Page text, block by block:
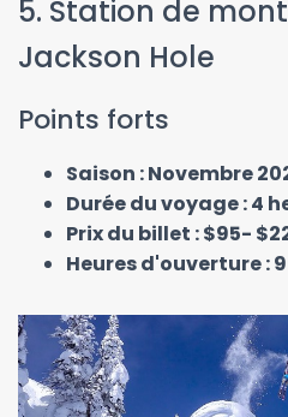
5. Station de
Jackson Hole
Points forts
Saison : Novembre
Durée du voyage : 4
Prix du billet : $95-
Heures d'ouverture : 9